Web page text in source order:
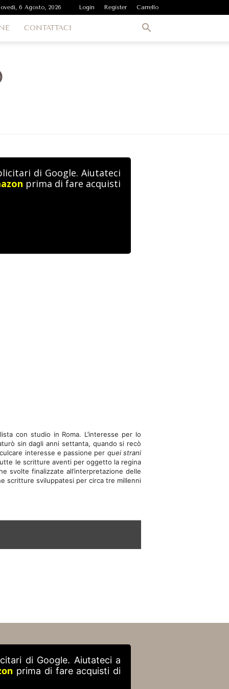
6 Agosto, 2026 Login Register Carrello
CONTATTACI
di Google. Aiutateci
prima di fare acquisti
con studio in Roma. L’interesse per lo
sin dagli anni settanta, quando si recò
interesse e passione per quei strani
le scritture aventi per oggetto la regina
svolte finalizzate all’interpretazione delle
scritture sviluppatesi per circa tre millenni
di Google. Aiutateci a
prima di fare acquisti di